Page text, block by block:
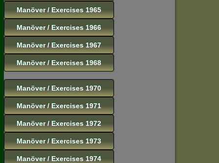
Manöver / Exercises 1965
Manöver / Exercises 1966
Manöver / Exercises 1967
Manöver / Exercises 1968
Manöver / Exercises 1970
Manöver / Exercises 1971
Manöver / Exercises 1972
Manöver / Exercises 1973
Manöver / Exercises 1974